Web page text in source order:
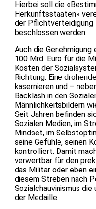
Hierbei soll die
Herkunftsstaaten»
der Pflichtverteidigung
beschlossen werden.
Auch die
100 Mrd. Euro für die
Kosten der
Richtung. Eine
kasernieren und –
Backlash in den
Männlichkeitsbildern
Seit Jahren befinden
Sozialen Medien, im
Mindset, im
seine Gefühle, seinen
kontrolliert. Damit
verwertbar für den
das Militär oder eben
diesem Streben nach
Sozialchauvinismus
der Medaille.